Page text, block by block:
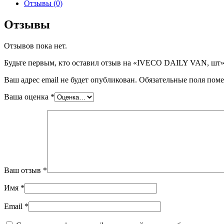
IVECO
VAN,
шт
Отзывы (0)
Отзывы
Отзывов пока нет.
Будьте первым, кто оставил отзыв на «IVECO DAILY VAN, шт»
Ваш адрес email не будет опубликован. Обязательные поля
Ваша оценка *
Ваш отзыв *
Имя *
Email *